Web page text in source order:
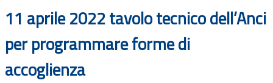
11 aprile 2022 tavolo tecnico dell’Anci
per programmare forme di
accoglienza